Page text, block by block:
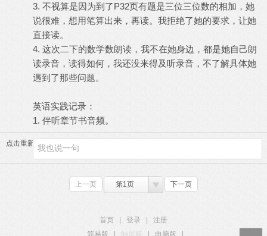
3. 不视算是因为到了P32页有题是三位三位数的相加，她
说很难，想用笔算出来，再读。我拒绝了她的要求，让她
直接读。
4. 这次二下的数学数朗读，我不在她身边，都是她自己朗
读录音，读得如何，我还没来得及听录音，不了解具体她
遇到了那些问题。
英语实践记录：
1. 伴听章节书音频。
点击重新加载
上一页 第1页 下一页
首页 登录
注册
简易版
触屏版 电脑版